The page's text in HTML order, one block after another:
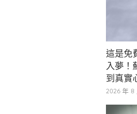
這是免
入夢！
到真實
2026 年 8